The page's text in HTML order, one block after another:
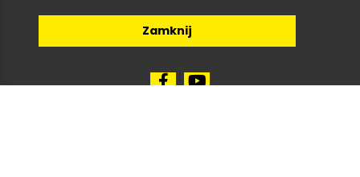
Zamknij
81 8880724|509 166 488